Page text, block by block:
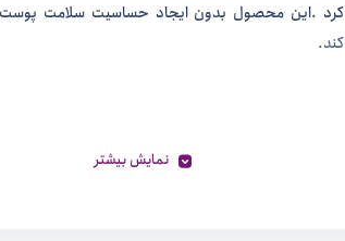
کرد .این محصول بدون ایجاد حساسیت سلامت
کند.
نمایش بیشتر